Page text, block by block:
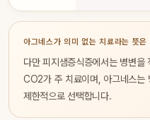
아그네스가 의미 없는 치료라는 뜻은
다만 피지샘증식증에서는 병변
CO2가 주 치료이며, 아그네스는
제한적으로 선택합니다.